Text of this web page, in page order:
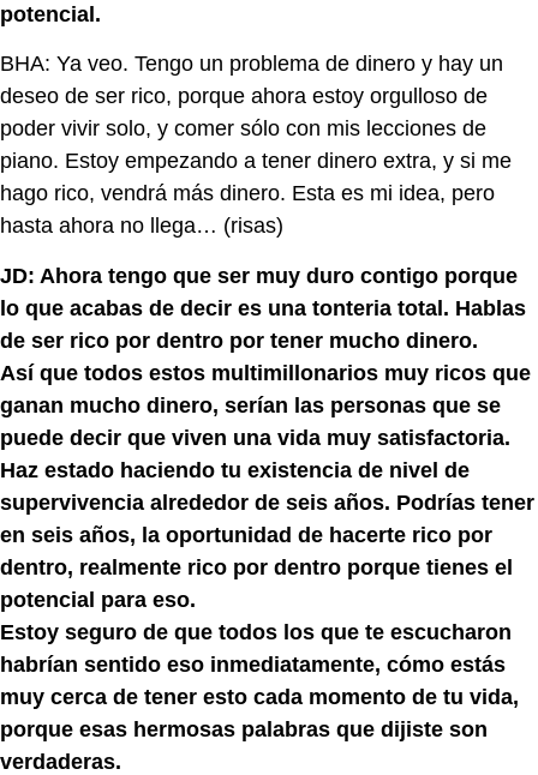
potencial.
BHA: Ya veo. Tengo un problema de dinero y hay un
deseo de ser rico, porque ahora estoy orgulloso de
poder vivir solo, y comer sólo con mis lecciones de
piano. Estoy empezando a tener dinero extra, y si me
hago rico, vendrá más dinero. Esta es mi idea, pero
hasta ahora no llega… (risas)
JD: Ahora tengo que ser muy duro contigo porque
lo que acabas de decir es una tonteria total. Hablas
de ser rico por dentro por tener mucho dinero.
Así que todos estos multimillonarios muy ricos que
ganan mucho dinero, serían las personas que se
puede decir que viven una vida muy satisfactoria.
Haz estado haciendo tu existencia de nivel de
supervivencia alrededor de seis años. Podrías tener
en seis años, la oportunidad de hacerte rico por
dentro, realmente rico por dentro porque tienes el
potencial para eso.
Estoy seguro de que todos los que te escucharon
habrían sentido eso inmediatamente, cómo estás
muy cerca de tener esto cada momento de tu vida,
porque esas hermosas palabras que dijiste son
verdaderas.